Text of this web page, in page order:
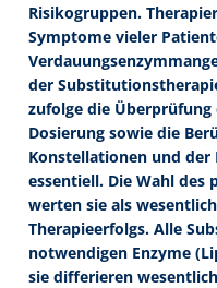
Risikogruppen.
Symptome vieler
der
zufolge die Überprüfung
Dosierung sowie die
Konstellationen und der
essentiell. Die Wahl des
werten sie als
Therapieerfolgs. Alle
notwendigen Enzyme
sie differieren